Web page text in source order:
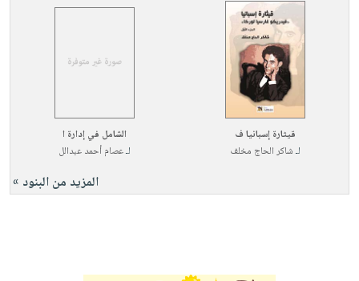
قيثارة إسبانيا ف
لـشاكر الحاج مخلف
الشامل في إدارة ا
لـعصام أحمد عبدالل
المزيد من البنود »